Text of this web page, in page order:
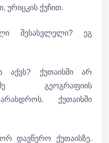
ურიცკის ქუჩით.
შესასვლელი? ეგ
აქვს? ქუთაისში არ
გეოგრაფიის
ქუთაისში
დავწერო ქუთაისზე.